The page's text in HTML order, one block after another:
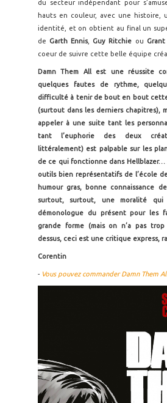
du secteur indépendant pour
hauts en couleur, avec une histoire,
identité, et on obtient au final un
de Garth Ennis, Guy Ritchie ou
coeur de suivre cette belle équipe
Damn Them All est une réussite
quelques fautes de rythme,
difficulté à tenir de bout en bout
(surtout dans les derniers chapitres),
appeler à une suite tant les
tant l’euphorie des deux
littéralement) est palpable sur les
de ce qui fonctionne dans Hellblazer…
outils bien représentatifs de l’école
humour gras, bonne connaissance
surtout, surtout, une moralité qui
démonologue du présent pour les
grande forme (mais on n’a pas
dessus, ceci est une critique express,
Corentin
- Vous pouvez commander Damn Them